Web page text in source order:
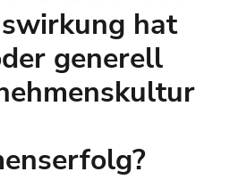
hat
generell